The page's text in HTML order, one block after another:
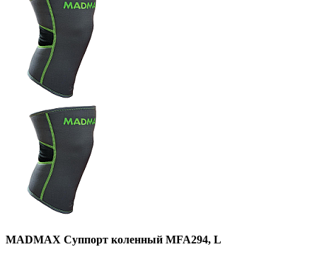
MADMAX Суппорт коленный MFA294, L